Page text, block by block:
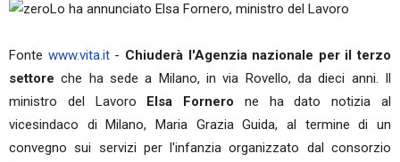
Lo ha annunciato Elsa Fornero, ministro del Lavoro
Fonte www.vita.it- Chiuderà l'Agenzia nazionale per il terzo
settore che ha sede a Milano, in via Rovello, da dieci anni. Il
ministro del Lavoro Elsa Fornero ne ha dato notizia al
vicesindaco di Milano, Maria Grazia Guida, al termine di un
convegno sui servizi per l'infanzia organizzato dal consorzio